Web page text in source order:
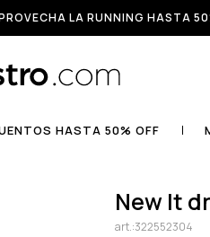
LA RUNNING HASTA
HASTA 50% OFF
new lt
322552304